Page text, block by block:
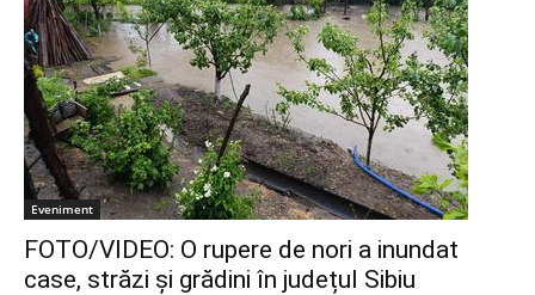
Eveniment
FOTO/VIDEO: O rupere de nori a inundat
case, străzi și grădini în județul Sibiu